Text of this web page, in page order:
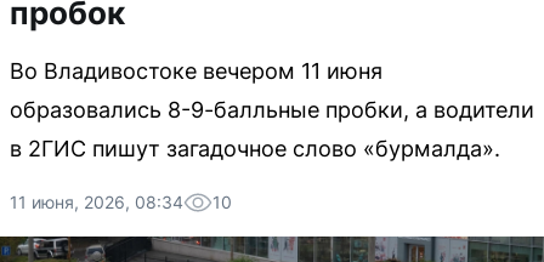
пробок
Во Владивостоке вечером 11 июня
образовались 8-9-балльные пробки, а водители
в 2ГИС пишут загадочное слово «бурмалда».
11 июня, 2026, 08:34 10